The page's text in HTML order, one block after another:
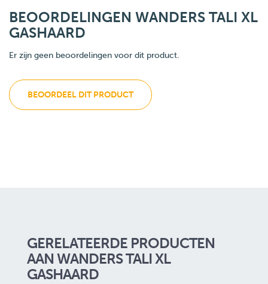
BEOORDELINGEN WANDERS TALI XL
GASHAARD
Er zijn geen beoordelingen voor dit product.
BEOORDEEL DIT PRODUCT
GERELATEERDE PRODUCTEN
AAN WANDERS TALI XL
GASHAARD